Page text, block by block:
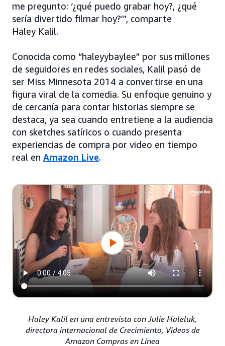
me pregunto: ‘¿qué puedo grabar hoy?, ¿qué
sería divertido filmar hoy?’”, comparte
Haley Kalil.
Conocida como “haleyybaylee” por sus millones
de seguidores en redes sociales, Kalil pasó de
ser Miss Minnesota 2014 a convertirse en una
figura viral de la comedia. Su enfoque genuino y
de cercanía para contar historias siempre se
destaca, ya sea cuando entretiene a la audiencia
con sketches satíricos o cuando presenta
experiencias de compra por video en tiempo
real en Amazon Live.
Haley Kalil en una entrevista con Julie Haleluk,
directora internacional de Crecimiento, Videos de
Amazon Compras en Línea